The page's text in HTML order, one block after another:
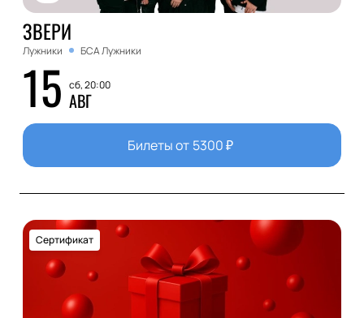
ЗВЕРИ
Лужники БСА Лужники
15 сб, 20:00
АВГ
Билеты от 5300₽
Сертификат